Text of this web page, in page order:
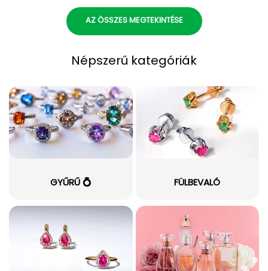
AZ ÖSSZES MEGTEKINTÉSE
Népszerű kategóriák
GYŰRŰ 💍 FÜLBEVALÓ